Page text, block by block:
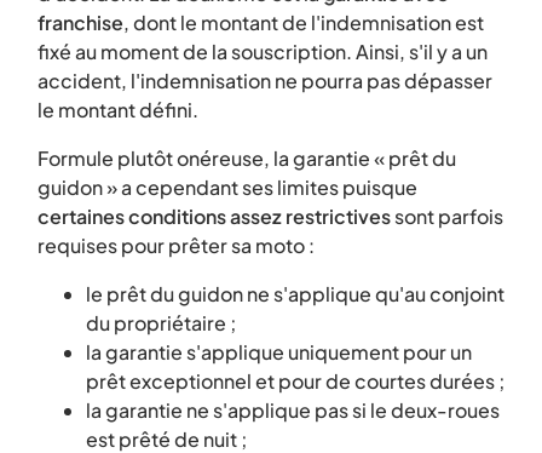
franchise, dont le montant de l'indemnisation est
fixé au moment de la souscription. Ainsi, s'il y a un
accident, l'indemnisation ne pourra pas dépasser
le montant défini.
Formule plutôt onéreuse, la garantie « prêt du
guidon » a cependant ses limites puisque
certaines conditions assez restrictivessont parfois
requises pour prêter sa moto :
le prêt du guidon ne s'applique qu'au conjoint
du propriétaire ;
la garantie s'applique uniquement pour un
prêt exceptionnel et pour de courtes durées ;
la garantie ne s'applique pas si le deux-roues
est prêté de nuit ;